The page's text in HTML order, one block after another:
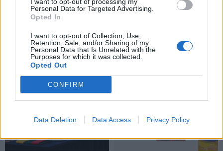
Personal Data for Targeted Advertising.
Opted In
I want to opt-out of Collection, Use,
Retention, Sale, and/or Sharing of my
Personal Data that Is Unrelated with the
Purposes for which it was collected.
Opted Out
CONFIRM
Data Deletion Data Access Privacy Policy
Lietuva
nepriklausomos Lietuvos
premjerė atgulė amžinojo
poilsio(1)
Lietuva
Pinskų sodyboje nustatė
dar vieną pažeidimą:
nurodyta nugriauti dalį